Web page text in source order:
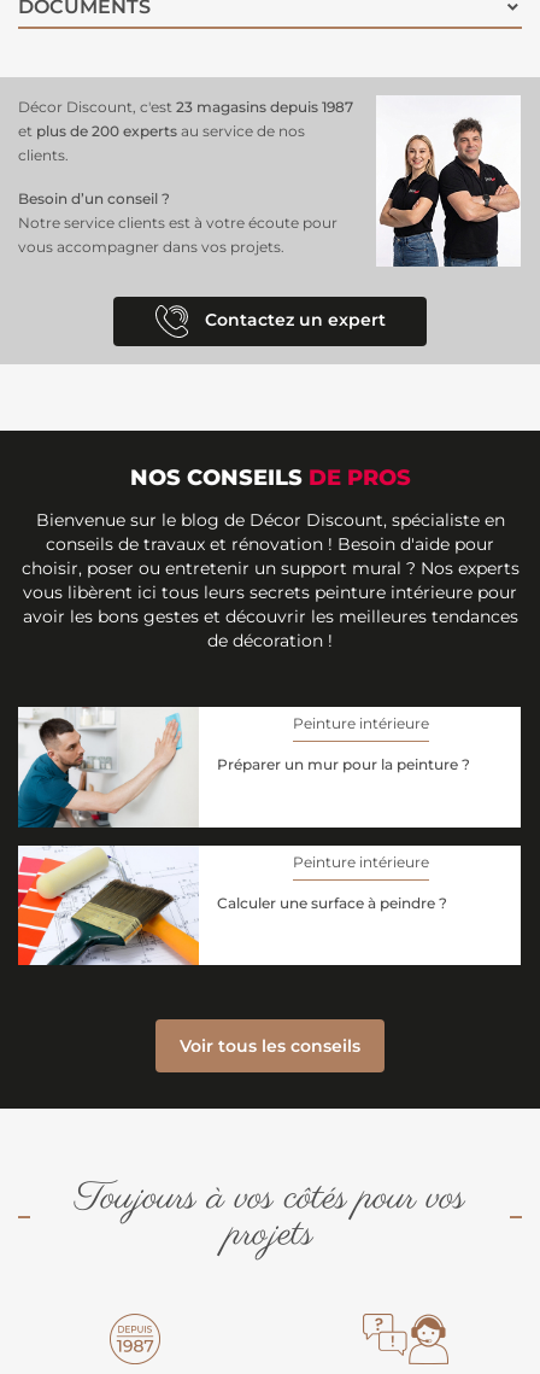
DOCUMENTS
Décor Discount, c'est 23 magasins depuis 1987
et plus de 200 experts au service de nos
clients.
Besoin d’un conseil ?
Notre service clients est à votre écoute pour
vous accompagner dans vos projets.
Contactez un expert
NOS CONSEILS DE PROS
Bienvenue sur le blog de Décor Discount, spécialiste en
conseils de travaux et rénovation ! Besoin d'aide pour
choisir, poser ou entretenir un support mural ? Nos experts
vous libèrent ici tous leurs secrets peinture intérieure pour
avoir les bons gestes et découvrir les meilleures tendances
de décoration !
Peinture intérieure
Préparer un mur pour la peinture ?
Peinture intérieure
Calculer une surface à peindre ?
Voir tous les conseils
Toujours à vos côtés pour vos
projets